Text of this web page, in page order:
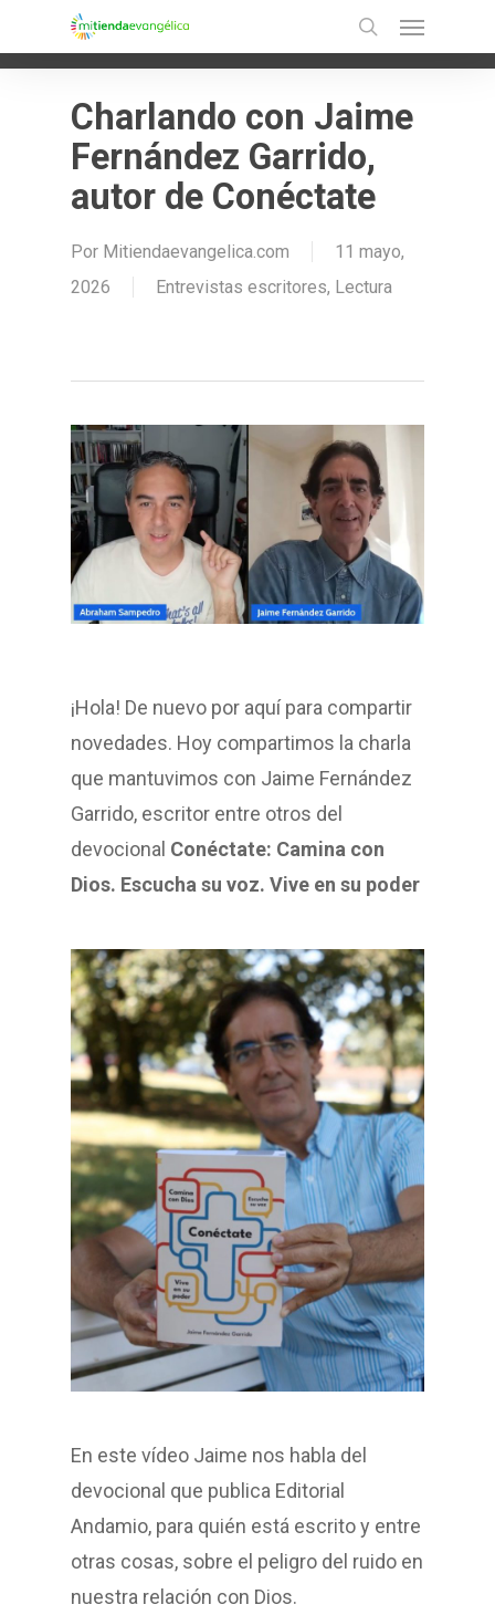
to
search
Charlando con Jaime
Fernández Garrido,
autor de Conéctate
Por Mitiendaevangelica.com
11 mayo,
2026
Entrevistas escritores, Lectura
¡Hola! De nuevo por aquí para compartir
novedades. Hoy compartimos la charla
que mantuvimos con Jaime Fernández
Garrido, escritor entre otros del
devocional Conéctate: Camina con
Dios. Escucha su voz. Vive en su poder
En este vídeo Jaime nos habla del
devocional que publica Editorial
Andamio, para quién está escrito y entre
otras cosas, sobre el peligro del ruido en
nuestra relación con Dios.
Ir a la versión móvil